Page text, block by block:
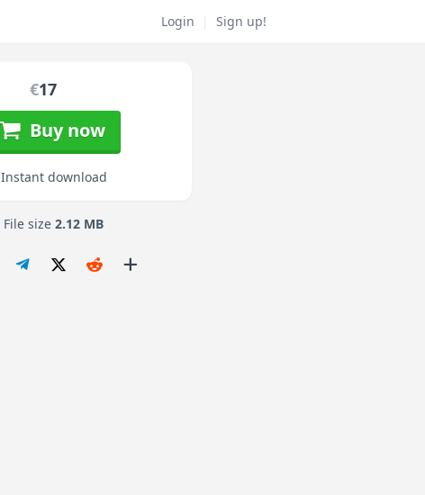
Login Sign up!
€17
Buy now
Instant download
File size2.12 MB